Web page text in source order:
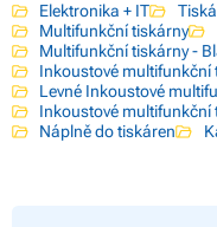
Elektronika + IT
Multifunkční tiskárny
Multifunkční tiskárny -
Inkoustové multifunkční
Levné Inkoustové
Inkoustové multifunkční
Náplně do tiskáren